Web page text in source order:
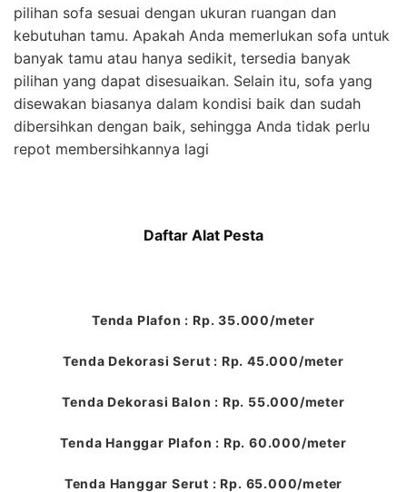
pilihan sofa sesuai dengan ukuran ruangan dan
kebutuhan tamu. Apakah Anda memerlukan sofa untuk
banyak tamu atau hanya sedikit, tersedia banyak
pilihan yang dapat disesuaikan. Selain itu, sofa yang
disewakan biasanya dalam kondisi baik dan sudah
dibersihkan dengan baik, sehingga Anda tidak perlu
repot membersihkannya lagi
Daftar Alat Pesta
Tenda Plafon : Rp. 35.000/meter
Tenda Dekorasi Serut : Rp. 45.000/meter
Tenda Dekorasi Balon : Rp. 55.000/meter
Tenda Hanggar Plafon : Rp. 60.000/meter
Tenda Hanggar Serut : Rp. 65.000/meter